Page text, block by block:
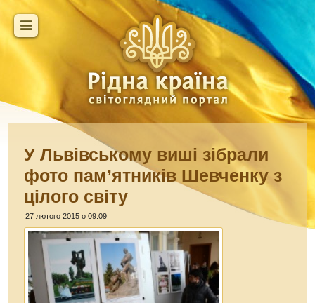
У Львівському виші зібрали
фото пам’ятників Шевченку з
цілого світу
27 лютого 2015 о 09:09